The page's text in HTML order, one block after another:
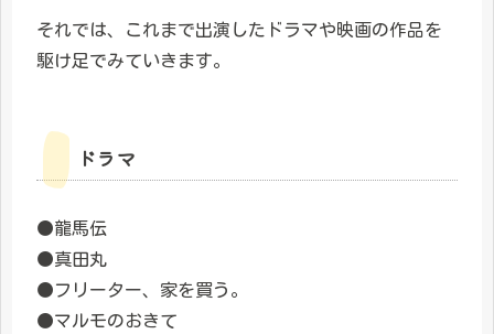
それでは、これまで出演したドラマや映画の作品を
駆け足でみていきます。
ドラマ
●龍馬伝
●真田丸
●フリーター、家を買う。
●マルモのおきて